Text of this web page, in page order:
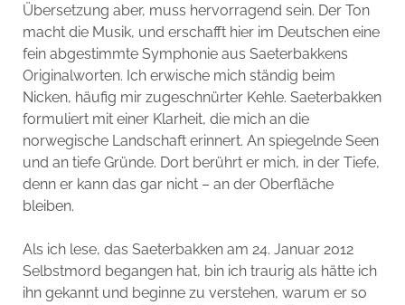
Übersetzung aber, muss hervorragend sein. Der Ton
macht die Musik, und erschafft hier im Deutschen eine
fein abgestimmte Symphonie aus Saeterbakkens
Originalworten. Ich erwische mich ständig beim
Nicken, häufig mir zugeschnürter Kehle. Saeterbakken
formuliert mit einer Klarheit, die mich an die
norwegische Landschaft erinnert. An spiegelnde Seen
und an tiefe Gründe. Dort berührt er mich, in der Tiefe,
denn er kann das gar nicht – an der Oberfläche
bleiben.
Als ich lese, das Saeterbakken am 24. Januar 2012
Selbstmord begangen hat, bin ich traurig als hätte ich
ihn gekannt und beginne zu verstehen, warum er so